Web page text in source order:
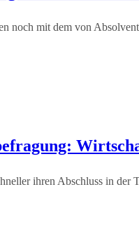
noch mit dem von
ihren Abschluss in